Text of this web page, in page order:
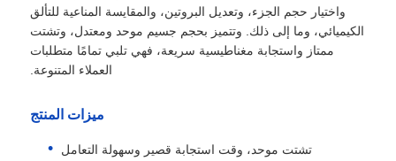
واختيار حجم الجزء، وتعديل البروتين، والمقايسة المناعية للتألق
الكيميائي، وما إلى ذلك. وتتميز بحجم جسيم موحد ومعتدل، وتشتت
ممتاز واستجابة مغناطيسية سريعة، فهي تلبي تمامًا متطلبات
العملاء المتنوعة.
ميزات المنتج
تشتت موحد، وقت استجابة قصير وسهولة التعامل